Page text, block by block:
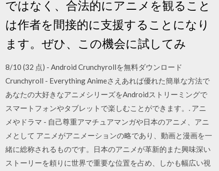
ではなく、合法的にアニメを観ること
は作者を間接的に支援することになり
ます。ぜひ、この機会に試してみ
8/10 (32 点) - Android Crunchyrollを無料ダウンロード
Crunchyroll - Everything Animeさえあれば優れた簡単な方法で
あなたの大好きなアニメシリーズをAndroidストリーミングで
スマートフォンやタブレットで楽しむことができます。. アニ
メやドラマ - 自己尊重アマチュアマンガや日本のアニメ、アニ
メとして アニメがアニメーションの略であり、動画と漫画を一
緒に総称されるものです。日本のアニメが革新的また興味深い
ストーリーを頼りに世界で重要な位置を占め、しかも幅広い視